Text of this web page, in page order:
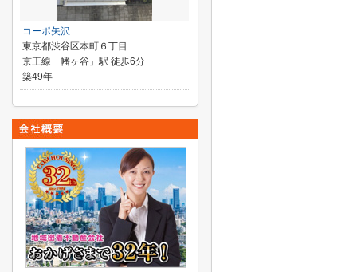
コーポ矢沢
東京都渋谷区本町６丁目
京王線「幡ヶ谷」駅 徒歩6分
築49年